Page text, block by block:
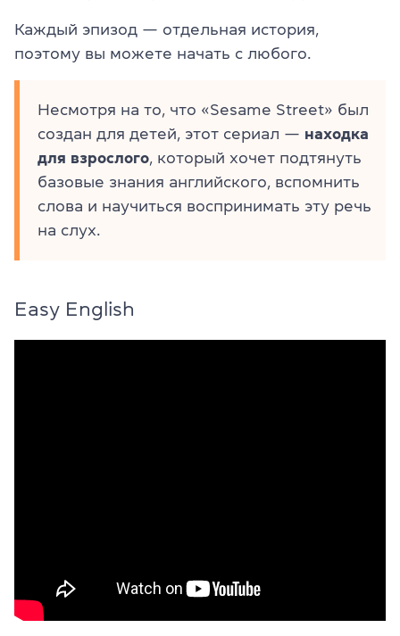
Каждый эпизод — отдельная история,
поэтому вы можете начать с любого.
Несмотря на то, что «Sesame Street» был
создан для детей, этот сериал — находка
для взрослого , который хочет подтянуть
базовые знания английского, вспомнить
слова и научиться воспринимать эту речь
на слух.
Easy English